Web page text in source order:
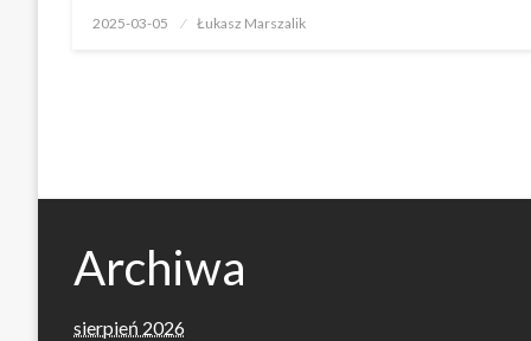
Opublikowane
2025-03-05 Łukasz Marszalik
Archiwa
sierpień 2026